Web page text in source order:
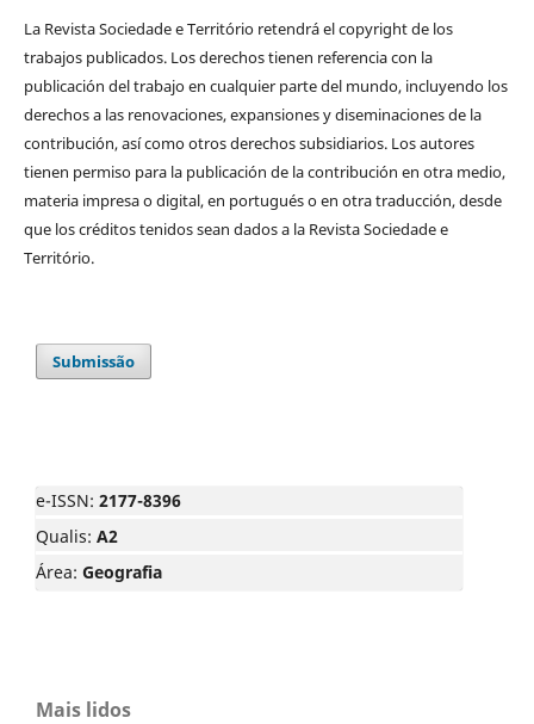
La Revista Sociedade e Território retendrá el copyright de los
trabajos publicados. Los derechos tienen referencia con la
publicación del trabajo en cualquier parte del mundo, incluyendo los
derechos a las renovaciones, expansiones y diseminaciones de la
contribución, así como otros derechos subsidiarios. Los autores
tienen permiso para la publicación de la contribución en otra medio,
materia impresa o digital, en portugués o en otra traducción, desde
que los créditos tenidos sean dados a la Revista Sociedade e
Território.
Submissão
e-ISSN: 2177-8396
Qualis: A2
Área: Geografia
Mais lidos